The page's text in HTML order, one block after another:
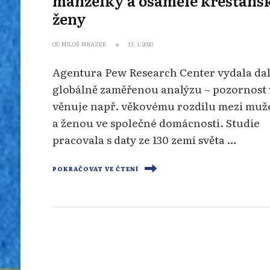
ženy
OD MILOŠ MRÁZEK 13. 1. 2020
Agentura Pew Research Center vydala
globálně zaměřenou analýzu – pozornost
věnuje např. věkovému rozdílu mezi
a ženou ve společné domácnosti. Studie
pracovala s daty ze 130 zemí světa …
POKRAČOVAT VE ČTENÍ